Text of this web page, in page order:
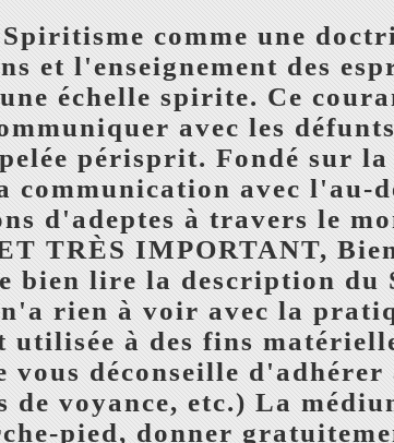
comme une
et l'enseignement des
échelle spirite. Ce
avec les
périsprit. Fondé sur la
communication avec l'au-
d'adeptes à travers le
TRÈS IMPORTANT,
bien lire la description du
rien à voir avec la
utilisée à des fins
déconseille
voyance, etc.) La
pied, donner